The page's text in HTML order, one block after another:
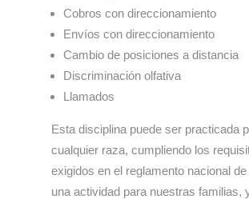
Cobros con direccionamiento
Envíos con direccionamiento
Cambio de posiciones a distancia
Discriminación olfativa
Llamados
Esta disciplina puede ser practicada
cualquier raza, cumpliendo los
exigidos en el reglamento nacional
una actividad para nuestras familias,